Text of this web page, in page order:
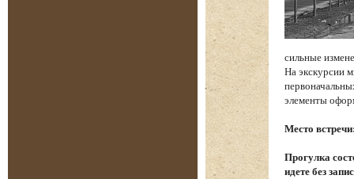
сильные
На экскурсии
элементы
Место
Прогулка
идете без